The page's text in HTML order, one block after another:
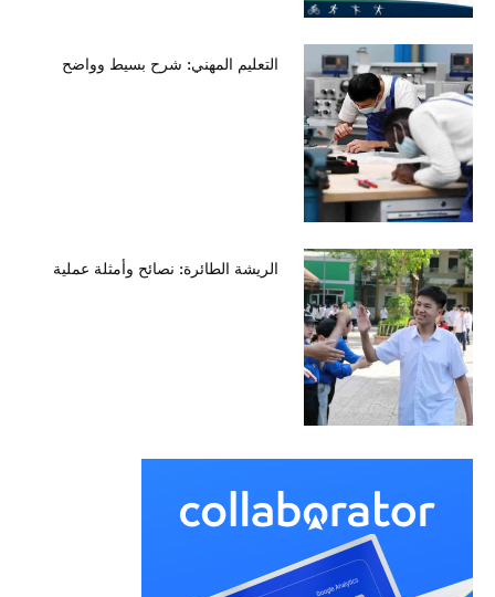
التعليم المهني: شرح بسيط وواضح
الريشة الطائرة: نصائح وأمثلة عملية